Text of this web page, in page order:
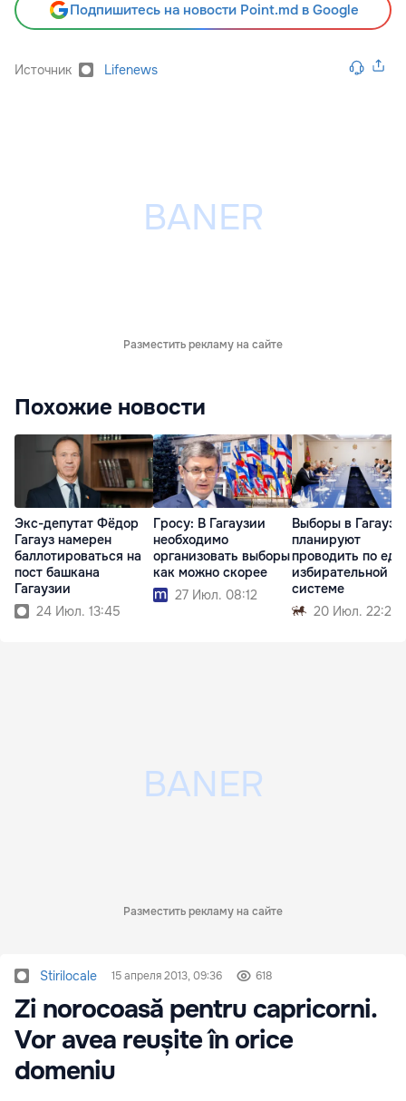
Подпишитесь на новости Point.md в Google
Источник Lifenews
Разместить рекламу на сайте
Похожие новости
Экс-депутат Фёдор
Гагауз намерен
баллотироваться на
пост башкана
Гагаузии
24 Июл. 13:45
Гросу: В Гагаузии
необходимо
организовать выборы
как можно скорее
27 Июл. 08:12
Выборы в
планируют
проводить по
избирательной
системе
20 Июл. 22:22
Разместить рекламу на сайте
Stirilocale 15 апреля 2013, 09:36 618
Zi norocoasă pentru capricorni.
Vor avea reușite în orice
domeniu